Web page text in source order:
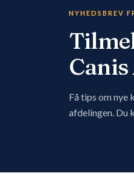
NYHEDSBREV
Få tips om nye
afdelingen. Du